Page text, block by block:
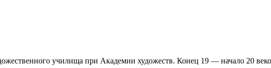
училища при Академии художеств. Конец 19 — начало 20